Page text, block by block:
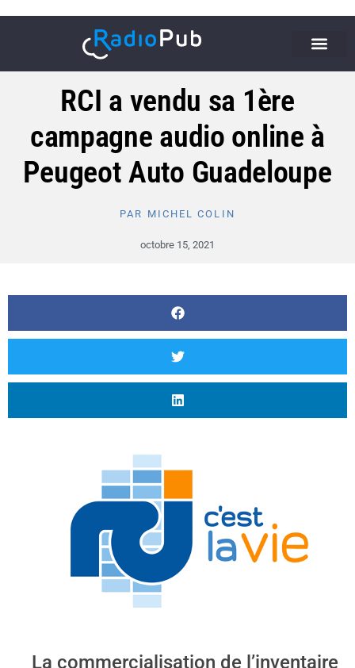
RCI a vendu sa 1ère
campagne audio online à
Peugeot Auto Guadeloupe
PAR MICHEL COLIN
octobre 15, 2021
La commercialisation de l’inventaire